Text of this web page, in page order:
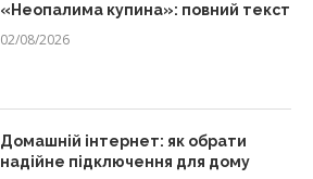
«Неопалима купина»: повний текст
02/08/2026
Домашній інтернет: як обрати
надійне підключення для дому